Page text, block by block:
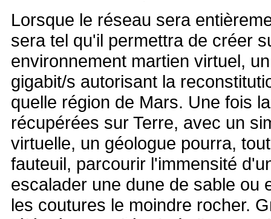
Lorsque le réseau sera
sera tel qu'il permettra de créer
environnement martien virtuel,
gigabit/s autorisant la
quelle région de Mars. Une fois
récupérées sur Terre, avec un
virtuelle, un géologue pourra,
fauteuil, parcourir l'immensité
escalader une dune de sable ou
les coutures le moindre rocher.